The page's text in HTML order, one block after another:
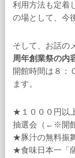
利用方法も定着
の場として、今
そして、お話の
周年創業祭の内
開館時間は８：
ます。
★１０００円以
抽選会（←※開館
★豚汁の無料振
★食味日本一「